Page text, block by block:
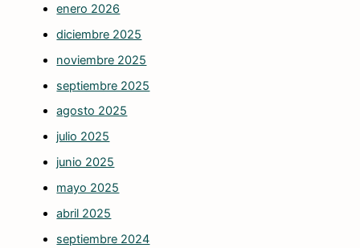
enero 2026
diciembre 2025
noviembre 2025
septiembre 2025
agosto 2025
julio 2025
junio 2025
mayo 2025
abril 2025
septiembre 2024